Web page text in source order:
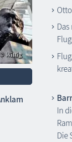
In
Die